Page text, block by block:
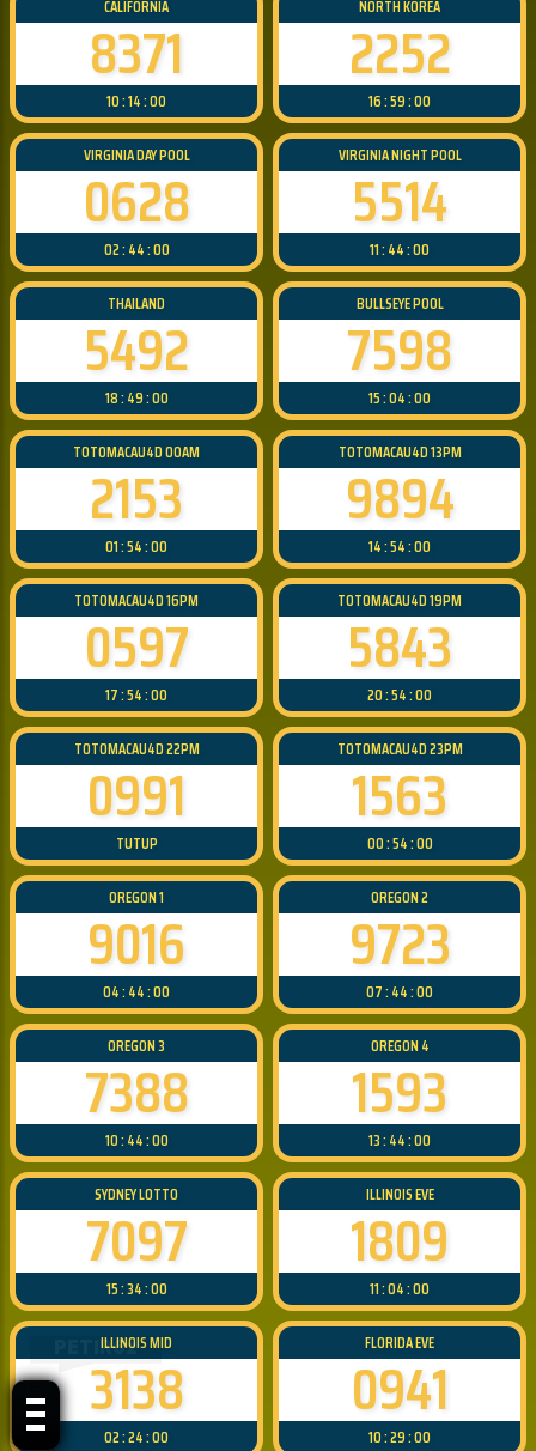
PETIR62
CALIFORNIA
8371
10 : 14 : 00
NORTH KOREA
2252
16 : 59 : 00
VIRGINIA DAY POOL
0628
02 : 44 : 00
VIRGINIA NIGHT POOL
5514
11 : 44 : 00
THAILAND
5492
18 : 49 : 00
BULLSEYE POOL
7598
15 : 04 : 00
TOTOMACAU4D 00AM
2153
01 : 54 : 00
TOTOMACAU4D 13PM
9894
14 : 54 : 00
TOTOMACAU4D 16PM
0597
17 : 54 : 00
TOTOMACAU4D 19PM
5843
20 : 54 : 00
TOTOMACAU4D 22PM
0991
TUTUP
TOTOMACAU4D 23PM
1563
00 : 54 : 00
OREGON 1
9016
04 : 44 : 00
OREGON 2
9723
07 : 44 : 00
OREGON 3
7388
10 : 44 : 00
OREGON 4
1593
13 : 44 : 00
SYDNEY LOTTO
7097
15 : 34 : 00
ILLINOIS EVE
1809
11 : 04 : 00
ILLINOIS MID
3138
02 : 24 : 00
FLORIDA EVE
0941
10 : 29 : 00